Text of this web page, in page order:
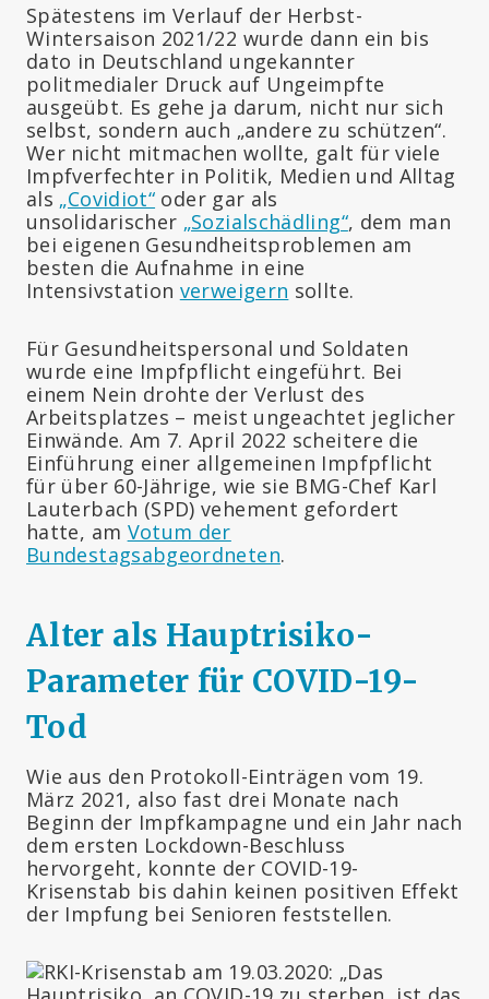
Spätestens im Verlauf der Herbst-
Wintersaison 2021/22 wurde dann ein bis
dato in Deutschland ungekannter
politmedialer Druck auf Ungeimpfte
ausgeübt. Es gehe ja darum, nicht nur sich
selbst, sondern auch „andere zu schützen“.
Wer nicht mitmachen wollte, galt für viele
Impfverfechter in Politik, Medien und Alltag
als „Covidiot“ oder gar als
unsolidarischer „Sozialschädling“, dem man
bei eigenen Gesundheitsproblemen am
besten die Aufnahme in eine
Intensivstation verweigern sollte.
Für Gesundheitspersonal und Soldaten
wurde eine Impfpflicht eingeführt. Bei
einem Nein drohte der Verlust des
Arbeitsplatzes – meist ungeachtet jeglicher
Einwände. Am 7. April 2022 scheitere die
Einführung einer allgemeinen Impfpflicht
für über 60-Jährige, wie sie BMG-Chef Karl
Lauterbach (SPD) vehement gefordert
hatte, am Votum der
Bundestagsabgeordneten.
Alter als Hauptrisiko-
Parameter für COVID-19-
Tod
Wie aus den Protokoll-Einträgen vom 19.
März 2021, also fast drei Monate nach
Beginn der Impfkampagne und ein Jahr nach
dem ersten Lockdown-Beschluss
hervorgeht, konnte der COVID-19-
Krisenstab bis dahin keinen positiven Effekt
der Impfung bei Senioren feststellen.